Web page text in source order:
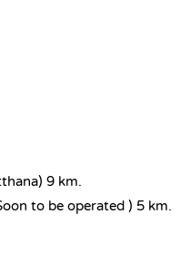
9 km.
to be operated ) 5 km.